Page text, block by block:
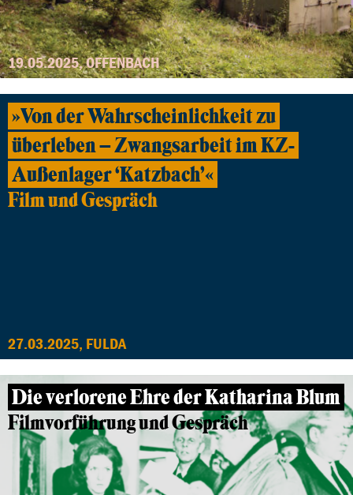
19.05.2025, OFFENBACH
»Von der Wahrscheinlichkeit zu
überleben – Zwangsarbeit im KZ-
Außenlager ‘Katzbach’«
Film und Gespräch
27.03.2025, FULDA
Die verlorene Ehre der Katharina Blum
Filmvorführung und Gespräch